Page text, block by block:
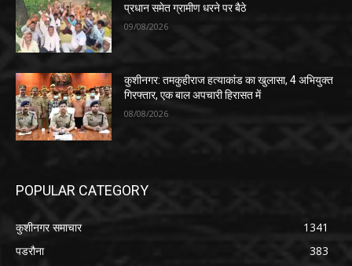
प्रधान समेत ग्रामीण धरने पर बैठे
09/08/2026
कुशीनगर: तमकुहीराज हत्याकांड का खुलासा, 4 अभियुक्त
गिरफ्तार, एक बाल अपचारी हिरासत में
08/08/2026
POPULAR CATEGORY
कुशीनगर समाचार
1341
पडरौना
383